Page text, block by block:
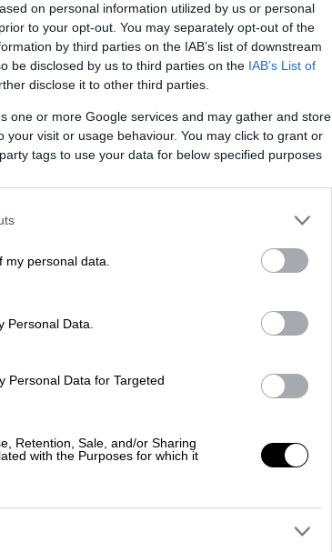
on personal information utilized by us or personal
to your opt-out. You may separately opt-out of the
by third parties on the IAB’s list of downstream
be disclosed by us to third parties on the IAB’s List of
disclose it to other third parties.
one or more Google services and may gather and store
your visit or usage behaviour. You may click to grant or
tags to use your data for below specified purposes
personal data.
Personal Data.
Personal Data for Targeted
Retention, Sale, and/or Sharing
with the Purposes for which it
ξυλοδαρμούς,
ηλικίας
ερμηνεύονται
φυλακή